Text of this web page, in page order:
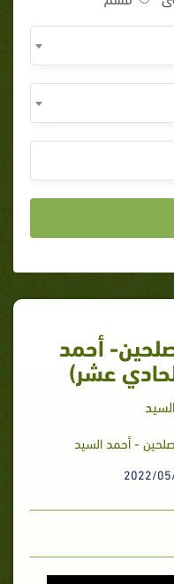
أحمد
عشر)
- أحمد السيد
2022/